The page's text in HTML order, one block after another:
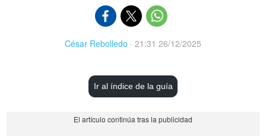
César Rebolledo · 21:31 26/12/2025
Ir al índice de la guía